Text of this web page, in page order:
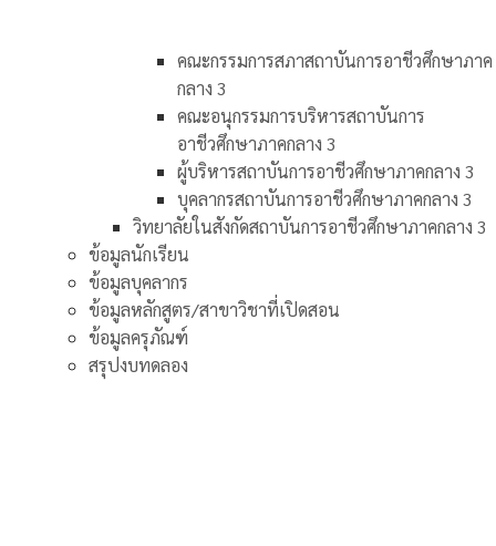
คณะกรรมการสภาสถาบันการอาชีวศึกษาภาค
กลาง 3
คณะอนุกรรมการบริหารสถาบันการ
อาชีวศึกษาภาคกลาง 3
ผู้บริหารสถาบันการอาชีวศึกษาภาคกลาง 3
บุคลากรสถาบันการอาชีวศึกษาภาคกลาง 3
วิทยาลัยในสังกัดสถาบันการอาชีวศึกษาภาคกลาง 3
ข้อมูลนักเรียน
ข้อมูลบุคลากร
ข้อมูลหลักสูตร/สาขาวิชาที่เปิดสอน
ข้อมูลครุภัณฑ์
สรุปงบทดลอง